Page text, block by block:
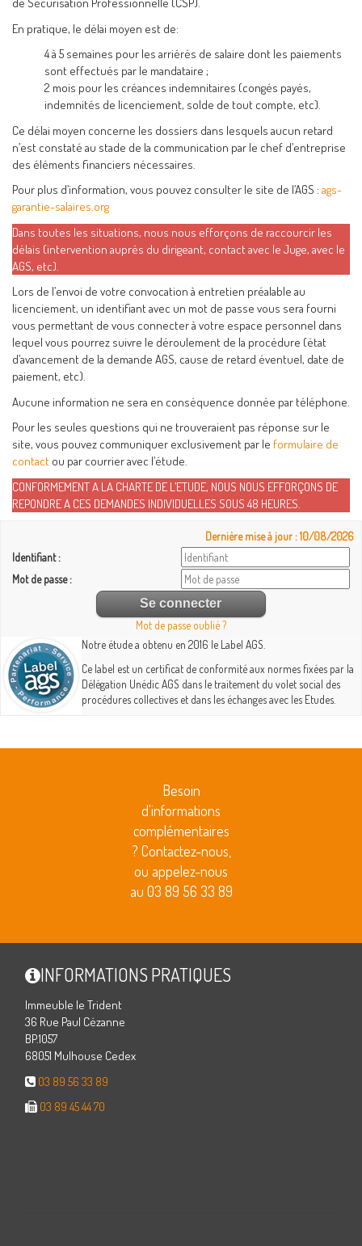
En pratique, le délai moyen est de:
4 à 5 semaines pour les arriérés de salaire dont les paiements
sont effectués par le mandataire ;
2 mois pour les créances indemnitaires (congés payés,
indemnités de licenciement, solde de tout compte, etc).
Ce délai moyen concerne les dossiers dans lesquels aucun retard
n’est constaté au stade de la communication par le chef d’entreprise
des éléments financiers nécessaires.
Pour plus d’information, vous pouvez consulter le site de l’AGS : ags-
garantie-salaires.org
Dans toutes les situations, nous nous efforçons de raccourcir les
délais (intervention auprès du dirigeant, contact avec le Juge, avec le
AGS, etc).
Lors de l’envoi de votre convocation à entretien préalable au
licenciement, un identifiant avec un mot de passe vous sera fourni
vous permettant de vous connecter à votre espace personnel dans
lequel vous pourrez suivre le déroulement de la procédure (état
d’avancement de la demande AGS, cause de retard éventuel, date de
paiement, etc).
Aucune information ne sera en conséquence donnée par téléphone.
Pour les seules questions qui ne trouveraient pas réponse sur le
site, vous pouvez communiquer exclusivement par le formulaire de
contact ou par courrier avec l’étude.
CONFORMEMENT A LA CHARTE DE L’ETUDE, NOUS NOUS EFFORÇONS DE
REPONDRE A CES DEMANDES INDIVIDUELLES SOUS 48 HEURES.
Dernière mise à jour : 10/08/2026
Identifiant :
Mot de passe :
Mot de passe oublié ?
Notre étude a obtenu en 2016 le Label AGS.
Ce label est un certificat de conformité aux normes fixées par la
Délégation Unédic AGS dans le traitement du volet social des
procédures collectives et dans les échanges avec les Etudes.
Besoin
d'informations
complémentaires
? Contactez-nous,
ou appelez-nous
au 03 89 56 33 89
INFORMATIONS PRATIQUES
Immeuble le Trident
36 Rue Paul Cézanne
BP.1057
68051 Mulhouse Cedex
03 89 56 33 89
03 89 45 44 70